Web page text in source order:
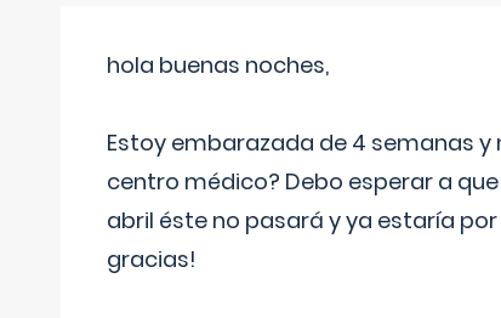
hola buenas noches,
Estoy embarazada de 4 semanas y
centro médico? Debo esperar a
abril éste no pasará y ya estaría
gracias!